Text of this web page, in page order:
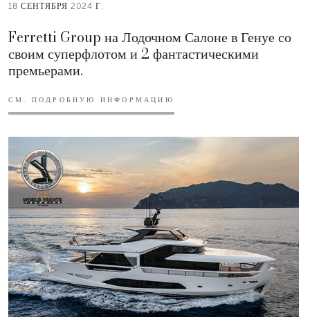
18 СЕНТЯБРЯ 2024 Г.
Ferretti Group на Лодочном Салоне в Генуе со
своим суперфлотом и 2 фантастическими
премьерами.
СМ. ПОДРОБНУЮ ИНФОРМАЦИЮ